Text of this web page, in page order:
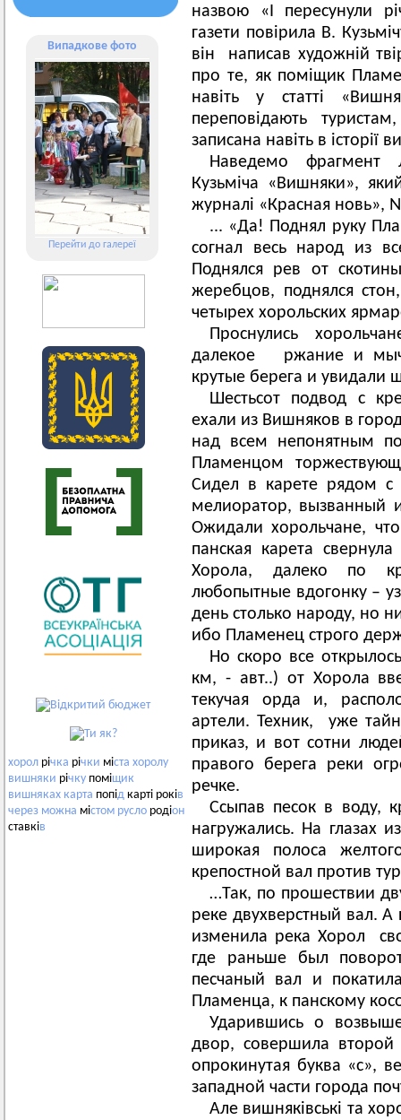
Випадкове фото
Перейти до галереї
хорол річка річки міста хоролу
вишняки річку поміщик
вишняках карта попід карті років
через можна містом русло родіон
ставків
назвою «І пересунули
газети повірила В.
він написав художній
про те, як поміщик
навіть у статті
переповідають
записана навіть в історії
Наведемо фрагмент
Кузьміча «Вишняки»,
журналі «Красная новь»,
... «Да! Поднял руку
согнал весь народ из
Поднялся рев от
жеребцов, поднялся
четырех хорольских
Проснулись
далекое ржание и
крутые берега и увидали
Шестьсот подвод с
ехали из Вишняков в
над всем непонятным
Пламенцом
Сидел в карете рядом
мелиоратор, вызванный
Ожидали хорольчане,
панская карета
Хорола, далеко по
любопытные вдогонку –
день столько народу, но
ибо Пламенец строго
Но скоро все
км, - авт..) от Хорола
текучая орда и,
артели. Техник, уже
приказ, и вот сотни
правого берега реки
речке.
Ссыпав песок в воду,
нагружались. На глазах
широкая полоса
крепостной вал против
…Так, по прошествии
реке двухверстный вал.
изменила река Хорол
где раньше был
песчаный вал и
Пламенца, к панскому
Ударившись о
двор, совершила
опрокинутая буква «с»,
западной части города
Але вишняківські та